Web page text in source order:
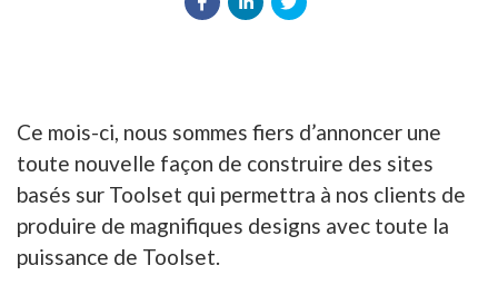
Ce mois-ci, nous sommes fiers d’annoncer une
toute nouvelle façon de construire des sites
basés sur Toolset qui permettra à nos clients de
produire de magnifiques designs avec toute la
puissance de Toolset.